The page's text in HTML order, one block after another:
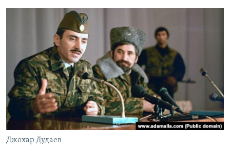
Вернутся
КАВКАЗ.РЕАЛИИ
СЕВЕР.РЕАЛИИ
СИБИРЬ.РЕАЛИИ
РАСПИСАНИЕ ВЕЩАНИЯ
ПОДПИШИТЕСЬ НА РАССЫЛКУ
СОЦИАЛЬНЫЕ СЕТИ
Джохар Дудаев